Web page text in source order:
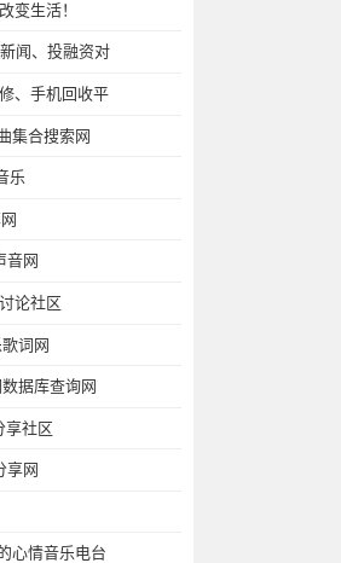
变生活！
闻、投融资对
、手机回收平
集合搜索网
乐
音网
论社区
词网
据库查询网
享社区
享网
心情音乐电台